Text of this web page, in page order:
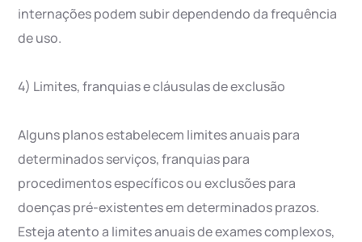
internações podem subir dependendo da frequência
de uso.
4) Limites, franquias e cláusulas de exclusão
Alguns planos estabelecem limites anuais para
determinados serviços, franquias para
procedimentos específicos ou exclusões para
doenças pré-existentes em determinados prazos.
Esteja atento a limites anuais de exames complexos,